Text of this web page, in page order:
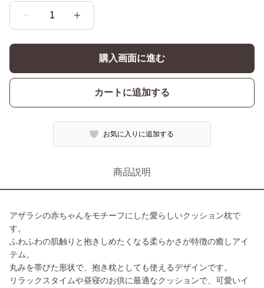
1
購入画面に進む
カートに追加する
お気に入りに追加する
商品説明
アザラシの赤ちゃんをモチーフにした愛らしいクッション枕で
す。
ふわふわの肌触りと抱きしめたくなる柔らかさが特徴の癒しアイ
テム。
丸みを帯びた形状で、抱き枕としても使えるデザインです。
リラックスタイムや昼寝のお供に最適なクッションで、可愛いイ